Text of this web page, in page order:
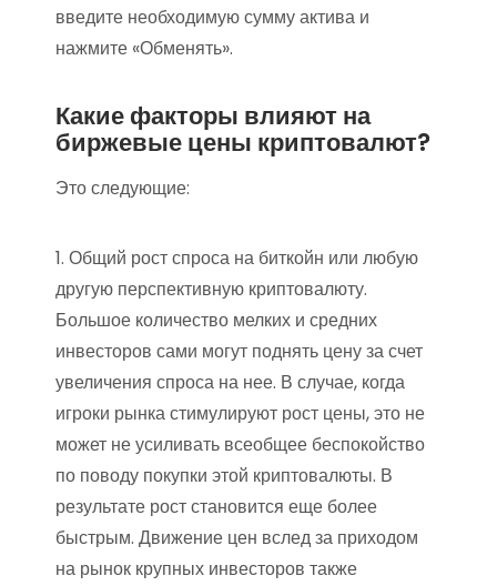
введите необходимую сумму актива и
нажмите «Обменять».
Какие факторы влияют на
биржевые цены криптовалют?
Это следующие:
1. Общий рост спроса на биткойн или любую
другую перспективную криптовалюту.
Большое количество мелких и средних
инвесторов сами могут поднять цену за счет
увеличения спроса на нее. В случае, когда
игроки рынка стимулируют рост цены, это не
может не усиливать всеобщее беспокойство
по поводу покупки этой криптовалюты. В
результате рост становится еще более
быстрым. Движение цен вслед за приходом
на рынок крупных инвесторов также